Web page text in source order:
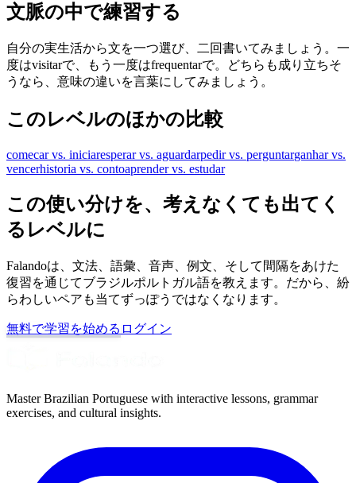
文脈の中で練習する
自分の実生活から文を一つ選び、二回書いてみましょう。一
度はvisitarで、もう一度はfrequentarで。どちらも成り立ちそ
うなら、意味の違いを言葉にしてみましょう。
このレベルのほかの比較
comecar vs. iniciaresperar vs. aguardarpedir vs. perguntarganhar vs.
vencerhistoria vs. contoaprender vs. estudar
この使い分けを、考えなくても出てく
るレベルに
Falandoは、文法、語彙、音声、例文、そして間隔をあけた
復習を通じてブラジルポルトガル語を教えます。だから、紛
らわしいペアも当てずっぽうではなくなります。
無料で学習を始める ログイン
Master Brazilian Portuguese with interactive lessons, grammar
exercises, and cultural insights.